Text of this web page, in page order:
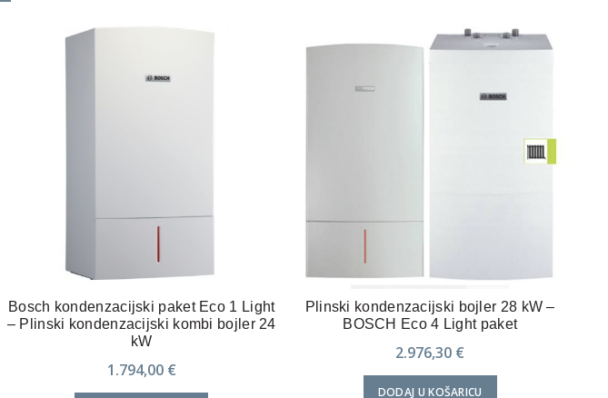
Bosch kondenzacijski paket Eco 1 Light
– Plinski kondenzacijski kombi bojler 24
kW
1.794,00 €
Plinski kondenzacijski bojler 28 kW –
BOSCH Eco 4 Light paket
2.976,30 €
DODAJ U KOŠARICU